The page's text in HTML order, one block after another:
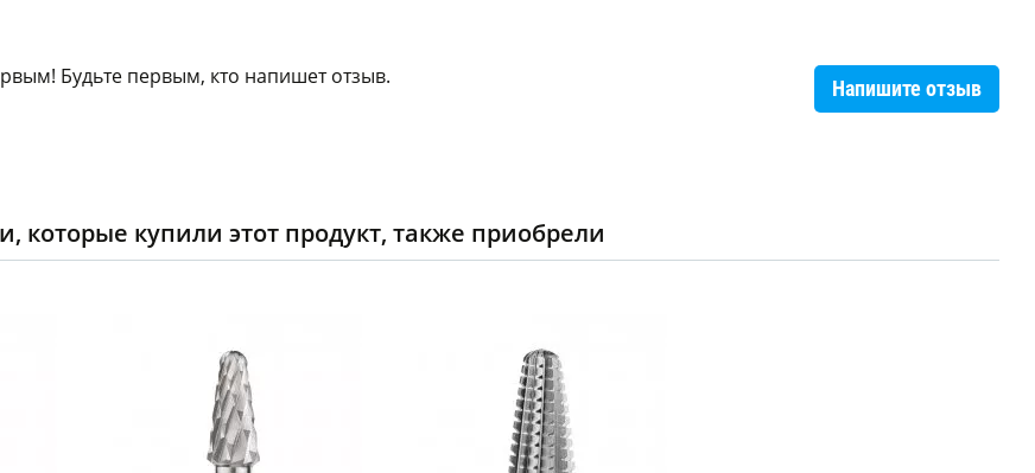
Напишите отзыв
Будьте первым, кто напишет отзыв.
которые купили этот продукт, также приобрели